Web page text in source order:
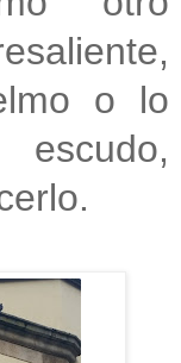
o lo